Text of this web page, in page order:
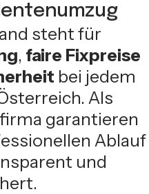
steht für
, faire Fixpreise
bei jedem
Als
garantieren
Ablauf
und